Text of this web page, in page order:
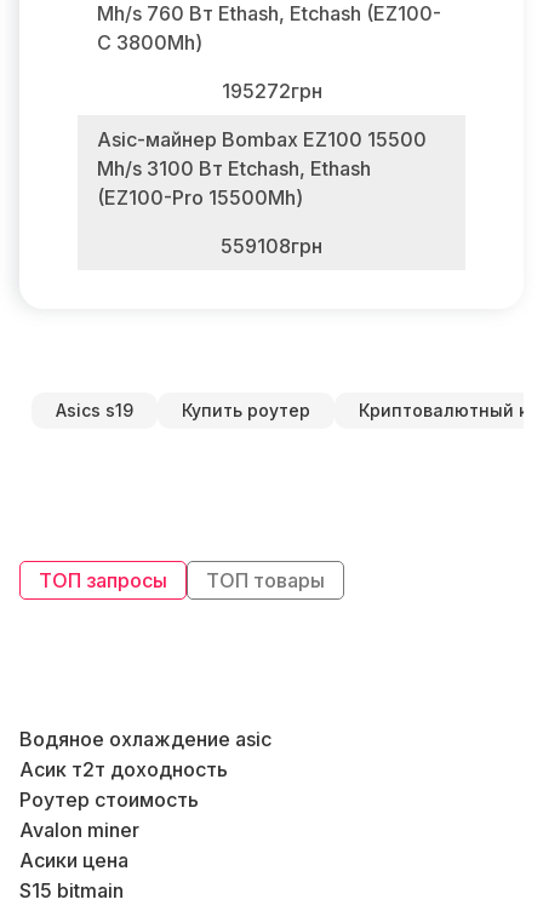
Mh/s 760 Вт Ethash, Etchash (EZ100-
C 3800Mh)
195272грн
Asic-майнер Bombax EZ100 15500
Mh/s 3100 Вт Etchash, Ethash
(EZ100-Pro 15500Mh)
559108грн
Asics s19 Купить роутер Криптовалютный
ТОП запросы ТОП товары
Водяное охлаждение asic
Асик т2т доходность
Роутер стоимость
Avalon miner
Асики цена
S15 bitmain